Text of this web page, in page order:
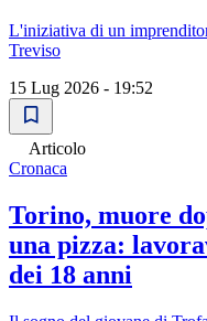
L'iniziativa di un
Treviso
15 Lug 2026 - 19:52
Articolo
Cronaca
Torino, muore
una pizza:
dei 18 anni